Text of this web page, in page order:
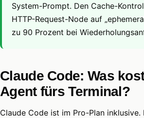
System-Prompt. Den Cache-
HTTP-Request-Node auf
zu 90 Prozent bei
Claude Code: Was
Agent fürs Terminal?
Claude Code ist im Pro-Plan inklusive.